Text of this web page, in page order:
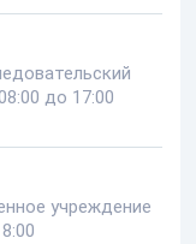
до 17:00
учреждение